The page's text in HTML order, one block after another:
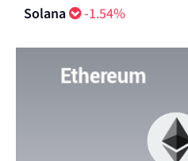
Solana -1.54%